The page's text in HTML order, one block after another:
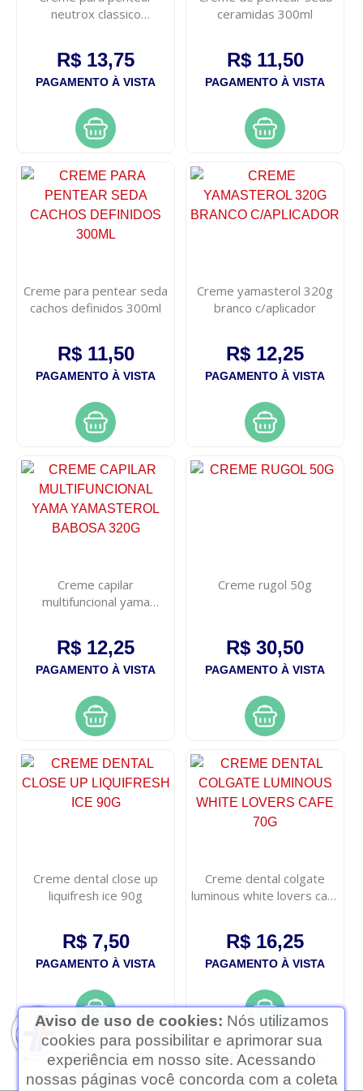
Ledafarma
neutrox classico
R$ 13,75
PAGAMENTO À VISTA
ceramidas 300ml
R$ 11,50
PAGAMENTO À VISTA
Creme para pentear seda
cachos definidos 300ml
R$ 11,50
PAGAMENTO À VISTA
Creme yamasterol 320g
branco c/aplicador
R$ 12,25
PAGAMENTO À VISTA
Creme capilar
multifuncional yama
R$ 12,25
PAGAMENTO À VISTA
Creme rugol 50g
R$ 30,50
PAGAMENTO À VISTA
Creme dental close up
liquifresh ice 90g
R$ 7,50
PAGAMENTO À VISTA
Creme dental colgate
luminous white lovers cafe
R$ 16,25
PAGAMENTO À VISTA
Aviso de uso de cookies: Nós utilizamos
cookies para possibilitar e aprimorar sua
experiência em nosso site. Acessando
nossas páginas você concorda com a coleta